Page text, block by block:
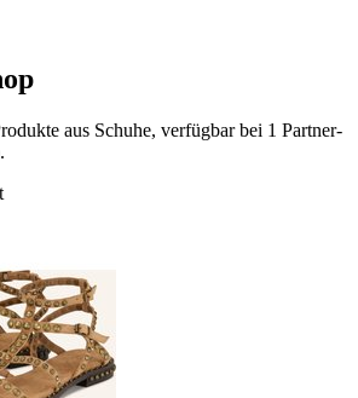
aus Schuhe, verfügbar bei 1 Partner-